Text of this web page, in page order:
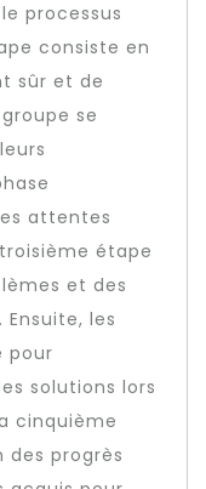
processus
consiste en
sûr et de
se
attentes
étape
et des
les
pour
solutions lors
cinquième
des progrès